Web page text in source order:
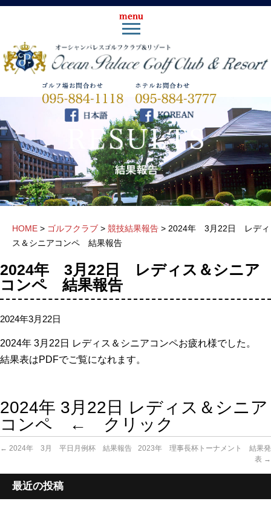
HOME > ゴルフクラブ > 競技結果報告 > 2024年 3月22日 レディ
ス＆シニアコンペ 結果報告
2024年 3月22日 レディス＆シニア
コンペ 結果報告
2024年3月22日
2024年 3月22日 レディス＆シニアコンペお疲れ様でした。
結果表はPDFでご覧になれます。
2024年 3月22日 レディス＆シニア
コンペ ← クリック
← 2024年 3月 平日月例杯 結果報告
2023年 理事長杯トーナメント 結果発
表 →
最近の投稿